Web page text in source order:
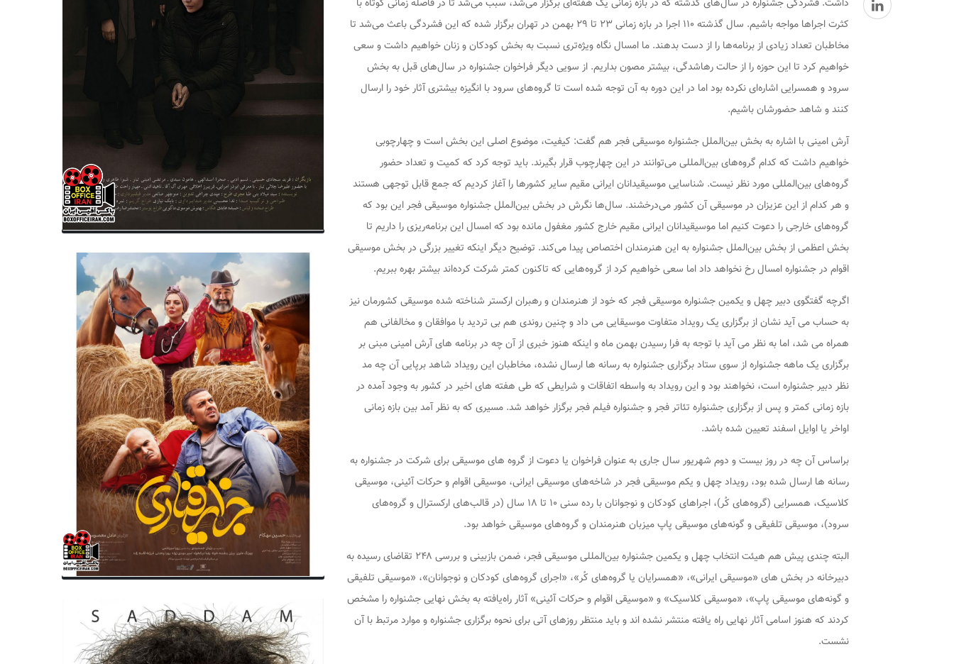
کثرت اجراها مواجه باشیم. سال گذشته ۱۱۰ اجرا در بازه زمانی ۲۳ تا ۲۹ بهمن در تهران برگزار شده که این فشردگی باعث می‌شد تا
مخاطبان تعداد زیادی از برنامه‌ها را از دست بدهند. ما امسال نگاه ویژه‌تری نسبت به بخش کودکان و زنان خواهیم داشت و سعی
خواهیم کرد تا این حوزه را از حالت رهاشدگی، بیشتر مصون بداریم. از سویی دیگر فراخوان جشنواره در سال‌های قبل به بخش
سرود و همسرایی اشاره‌ای نکرده بود اما در این دوره به آن توجه شده است تا گروه‌های سرود با انگیزه بیشتری آثار خود را ارسال
کنند و شاهد حضورشان باشیم.
آرش امینی با اشاره به بخش بین‌الملل جشنواره موسیقی فجر هم گفت: کیفیت، موضوع اصلی این بخش است و چهارچوبی
خواهیم داشت که کدام گروه‌های بین‌المللی می‌توانند در این چهارچوب قرار بگیرند. باید توجه کرد که کمیت و تعداد حضور
گروه‌های بین‌المللی مورد نظر نیست. شناسایی موسیقیدانان ایرانی مقیم سایر کشورها را آغاز کردیم که جمع قابل توجهی هستند
و هر کدام از این عزیزان در موسیقی آن کشور می‌درخشند. سال‌ها نگرش در بخش بین‌الملل جشنواره موسیقی فجر این بود که
گروه‌های خارجی را دعوت کنیم اما موسیقیدانان ایرانی مقیم خارج کشور مغفول مانده بود که امسال این برنامه‌ریزی را داریم تا
بخش اعظمی از بخش بین‌الملل جشنواره به این هنرمندان اختصاص پیدا می‌کند. توضیح دیگر اینکه تغییر بزرگی در بخش موسیقی
اقوام در جشنواره امسال رخ نخواهد داد اما سعی خواهیم کرد از گروه‌هایی که تاکنون کمتر شرکت کرده‌اند بیشتر بهره ببریم.
اگرچه گفتگوی دبیر چهل و یکمین جشنواره موسیقی فجر که خود از هنرمندان و رهبران ارکستر شناخته شده موسیقی کشورمان نیز
به حساب می آید نشان از برگزاری یک رویداد متفاوت موسیقایی می داد و چنین روندی هم بی تردید با موافقان و مخالفانی هم
همراه می شد، اما به نظر می آید با توجه به فرا رسیدن بهمن ماه و اینکه هنوز خبری از آن چه در برنامه های آرش امینی مبنی بر
برگزاری یک ماهه جشنواره از سوی ستاد برگزاری جشنواره به رسانه ها ارسال نشده، مخاطبان این رویداد شاهد برپایی آن چه مد
نظر دبیر جشنواره است، نخواهند بود و این رویداد به واسطه اتفاقات و شرایطی که طی هفته های اخیر در کشور به وجود آمده در
بازه زمانی کمتر و پس از برگزاری جشنواره تئاتر فجر و جشنواره فیلم فجر برگزار خواهد شد. مسیری که به نظر آمد بین بازه زمانی
اواخر یا اوایل اسفند تعیین شده باشد.
براساس آن چه در روز بیست و دوم شهریور سال جاری به عنوان فراخوان یا دعوت از گروه های موسیقی برای شرکت در جشنواره به
رسانه ها ارسال شده بود، رویداد چهل و یکم موسیقی فجر در شاخه‌های موسیقی ایرانی، موسیقی اقوام و حرکات آئینی، موسیقی
کلاسیک، همسرایی (گروه‌های کُر)، اجراهای کودکان و نوجوانان با رده سنی ۱۰ تا ۱۸ سال (در قالب‌های ارکسترال و گروه‌های
سرود)، موسیقی تلفیقی و گونه‌های موسیقی پاپ میزبان هنرمندان و گروه‌های موسیقی خواهد بود.
البته چندی پیش هم هیئت انتخاب چهل و یکمین جشنواره بین‌المللی موسیقی فجر، ضمن بازبینی و بررسی ۲۴۸ تقاضای رسیده به
دبیرخانه در بخش های «موسیقی ایرانی»، «همسرایان یا گروه‌های کُر»، «اجرای گروه‌های کودکان و نوجوانان»، «موسیقی تلفیقی
و گونه‌های موسیقی پاپ»، «موسیقی کلاسیک» و «موسیقی اقوام و حرکات آئینی» آثار راه‌یافته به بخش نهایی جشنواره را مشخص
کردند که هنوز اسامی آثار نهایی راه یافته منتشر نشده اند و باید منتظر روزهای آتی برای نحوه برگزاری جشنواره و موارد مرتبط با آن
نشست.